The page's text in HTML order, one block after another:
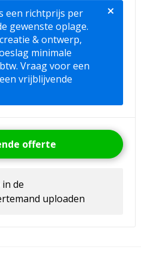
een richtprijs per
gewenste oplage.
& ontwerp,
minimale
Vraag voor een
vrijblijvende
×
offerte
de
uploaden